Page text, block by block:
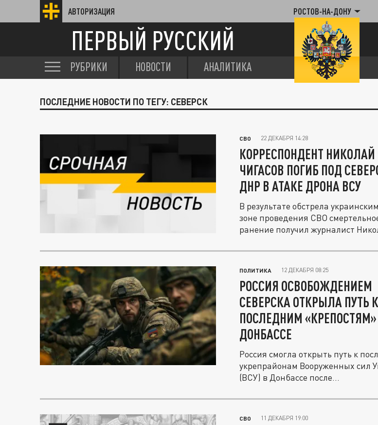
АВТОРИЗАЦИЯ РОСТОВ-НА-ДОНУ
ПЕРВЫЙ РУССКИЙ
РУБРИКИ НОВОСТИ АНАЛИТИКА
ПОСЛЕДНИЕ НОВОСТИ ПО ТЕГУ: СЕВЕРСК
СВО 22 ДЕКАБРЯ 14:28
КОРРЕСПОНДЕНТ НИКОЛАЙ
ЧИГАСОВ ПОГИБ ПОД
ДНР В АТАКЕ ДРОНА ВСУ
В результате обстрела
зоне проведения СВО
ранение получил журналист
ПОЛИТИКА 12 ДЕКАБРЯ 08:25
РОССИЯ ОСВОБОЖДЕНИЕМ
СЕВЕРСКА ОТКРЫЛА ПУТЬ К
ПОСЛЕДНИМ «КРЕПОСТЯМ»
ДОНБАССЕ
Россия смогла открыть путь к
укрепрайонам Вооруженных сил
(ВСУ) в Донбассе после...
СВО 11 ДЕКАБРЯ 19:00